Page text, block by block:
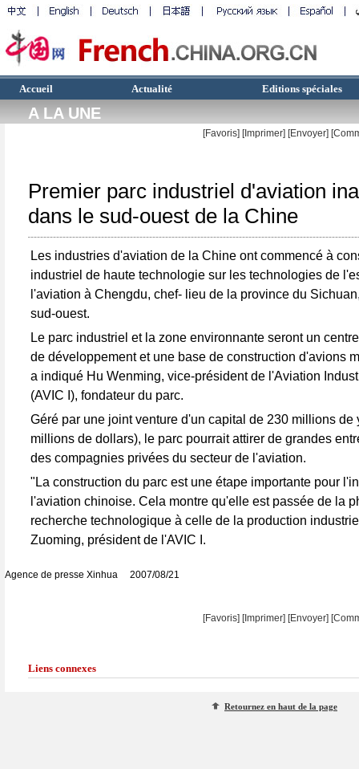
Accueil Actualité Editions spéciales
A LA UNE
[Favoris] [Imprimer] [Envoyer]
Premier parc industriel d'aviation
dans le sud-ouest de la Chine
Les industries d'aviation de la Chine ont commencé à
industriel de haute technologie sur les technologies de
l'aviation à Chengdu, chef- lieu de la province du
sud-ouest.
Le parc industriel et la zone environnante seront un
de développement et une base de construction d'avions
a indiqué Hu Wenming, vice-président de l'Aviation
(AVIC I), fondateur du parc.
Géré par une joint venture d'un capital de 230 millions de
millions de dollars), le parc pourrait attirer de grandes
des compagnies privées du secteur de l'aviation.
"La construction du parc est une étape importante pour
l'aviation chinoise. Cela montre qu'elle est passée de la
recherche technologique à celle de la production
Zuoming, président de l'AVIC I.
Agence de presse Xinhua 2007/08/21
[Favoris] [Imprimer] [Envoyer]
Liens connexes
Retournez en haut de la page